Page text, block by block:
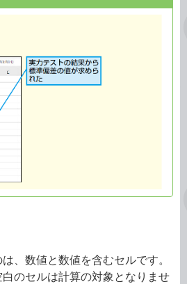
、数値と数値を含むセルです。
のセルは計算の対象となりませ